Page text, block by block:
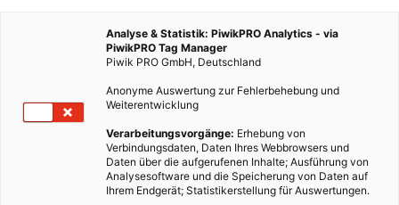
Analyse & Statistik: PiwikPRO Analytics - via
PiwikPRO Tag Manager
Piwik PRO GmbH, Deutschland
Anonyme Auswertung zur Fehlerbehebung und
Weiterentwicklung
Verarbeitungsvorgänge: Erhebung von
Verbindungsdaten, Daten Ihres Webbrowsers und
Daten über die aufgerufenen Inhalte; Ausführung von
Analysesoftware und die Speicherung von Daten auf
Ihrem Endgerät; Statistikerstellung für Auswertungen.